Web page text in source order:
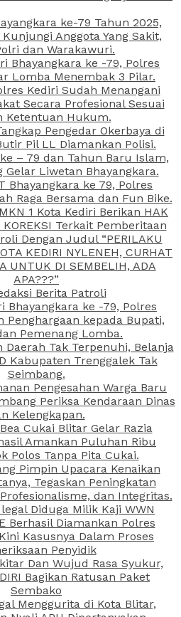
ke-79 Tahun 2025,
Anggota Yang Sakit,
dan Warakawuri.
Bhayangkara ke -79, Polres
Lomba Menembak 3 Pilar.
Kediri Sudah Menangani
Secara Profesional Sesuai
Ketentuan Hukum.
Pengedar Okerbaya di
Pil LL Diamankan Polisi.
– 79 dan Tahun Baru Islam,
Gelar Liwetan Bhayangkara.
Bhayangkara ke 79, Polres
Raga Bersama dan Fun Bike.
1 Kota Kediri Berikan HAK
KOREKSI Terkait Pemberitaan
Dengan Judul “PERILAKU
KEDIRI NYLENEH, CURHAT
UNTUK DI SEMBELIH, ADA
APA???”
Berita Patroli
Bhayangkara ke -79, Polres
Penghargaan kepada Bupati,
Pemenang Lomba.
Daerah Tak Terpenuhi, Belanja
Kabupaten Trenggalek Tak
Seimbang.
Pengesahan Warga Baru
Periksa Kendaraan Dinas
Kelengkapan.
Cukai Blitar Gelar Razia
Amankan Puluhan Ribu
Polos Tanpa Pita Cukai.
Pimpin Upacara Kenaikan
Tegaskan Peningkatan
dan Integritas.
Diduga Milik Kaji WWN
Berhasil Diamankan Polres
Kasusnya Dalam Proses
Penyidik
Dan Wujud Rasa Syukur,
Bagikan Ratusan Paket
Sembako
Menggurita di Kota Blitar,